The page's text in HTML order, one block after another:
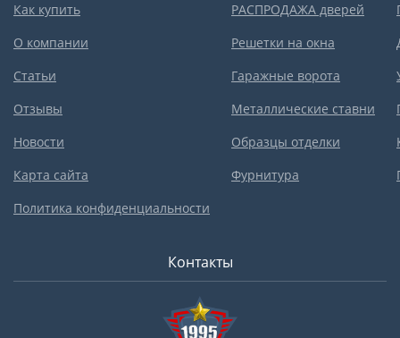
Как купить
О компании
Статьи
Отзывы
Новости
Карта сайта
Политика конфиденциальности
РАСПРОДАЖА дверей
Решетки на окна
Гаражные ворота
Металлические ставни
Образцы отделки
Фурнитура
Контакты